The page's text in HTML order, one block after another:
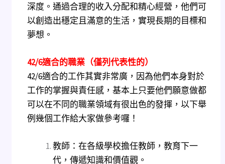
深度。通過合理的收入分配和精心經營，他們可
以創造出穩定且滿意的生活，實現長期的目標和
夢想。
42/6適合的職業（僅列代表性的）
42/6適合的工作其實非常廣，因為他們本身對於
工作的掌握與責任感，基本上只要他們願意做都
可以在不同的職業領域有很出色的發揮，以下舉
例幾個工作給大家做參考囉！
教師：在各級學校擔任教師，教育下一
代，傳遞知識和價值觀。